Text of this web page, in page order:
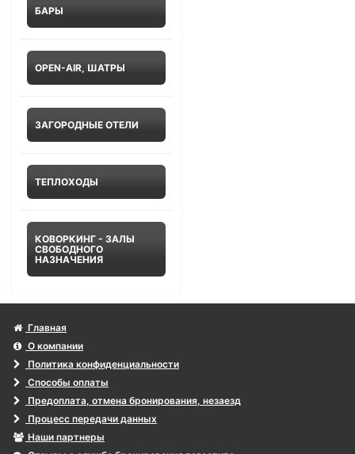
БАРЫ
OPEN-AIR, ШАТРЫ
ЗАГОРОДНЫЕ ОТЕЛИ
ТЕПЛОХОДЫ
КОВОРКИНГ - ЗАЛЫ
СВОБОДНОГО
НАЗНАЧЕНИЯ
Главная
О компании
Политика конфиденциальности
Способы оплаты
Предоплата, отмена бронирования, незаезд
Процесс передачи данных
Наши партнеры